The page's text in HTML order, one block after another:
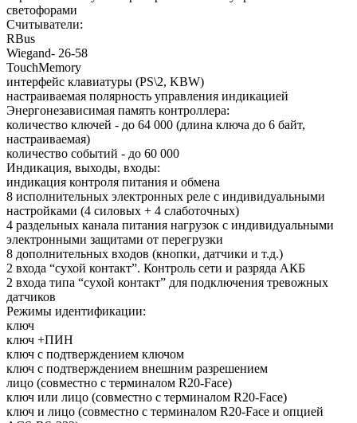
светофорами
Считыватели:
RBus
Wiegand- 26-58
TouchMemory
интерфейс клавиатуры (PS\2, KBW)
настраиваемая полярность управления индикацией
Энергонезависимая память контроллера:
количество ключей - до 64 000 (длина ключа до 6 байт,
настраиваемая)
количество событий - до 60 000
Индикация, выходы, входы:
индикация контроля питания и обмена
8 исполнительных электронных реле с индивидуальными
настройками (4 силовых + 4 слаботочных)
4 раздельных канала питания нагрузок с индивидуальными
электронными защитами от перегрузки
8 дополнительных входов (кнопки, датчики и т.д.)
2 входа “сухой контакт”. Контроль сети и разряда АКБ
2 входа типа “сухой контакт” для подключения тревожных
датчиков
Режимы идентификации:
ключ
ключ +ПИН
ключ с подтверждением ключом
ключ с подтверждением внешним разрешением
лицо (совместно с терминалом R20-Face)
ключ или лицо (совместно с терминалом R20-Face)
ключ и лицо (совместно с терминалом R20-Face и опцией